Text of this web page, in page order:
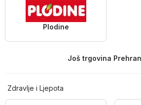
Plodine
Još trgovina
Zdravlje i Ljepota